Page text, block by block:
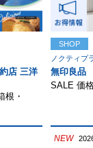
店 三洋
根・
SHOP
ノクティプ
無印良品
SALE 価
NEW